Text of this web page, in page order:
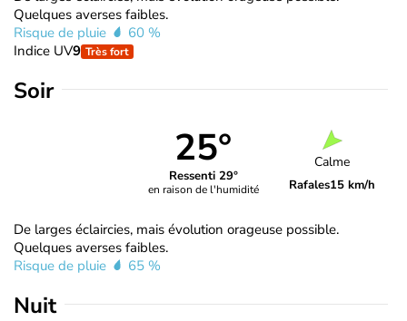
Quelques averses faibles.
Risque de pluie
60 %
Indice UV9 Très fort
Soir
25°
Ressenti 29°
en raison de l'humidité
Calme
Rafales15 km/h
De larges éclaircies, mais évolution orageuse possible.
Quelques averses faibles.
Risque de pluie
65 %
Nuit